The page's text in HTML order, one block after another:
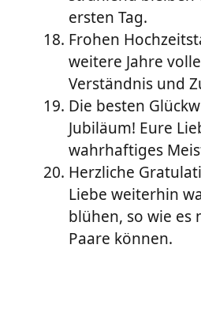
ersten Tag.
Frohen
weitere Jahre
Verständnis und
Die besten
Jubiläum! Eure
wahrhaftiges
Herzliche
Liebe weiterhin
blühen, so wie es
Paare können.